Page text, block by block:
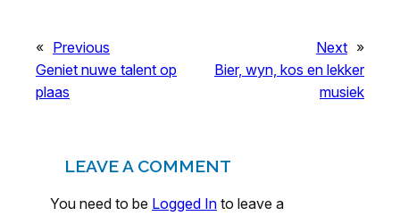
« Previous
Geniet nuwe talent op
plaas
Next »
Bier, wyn, kos en lekker
musiek
LEAVE A COMMENT
You need to be Logged In to leave a